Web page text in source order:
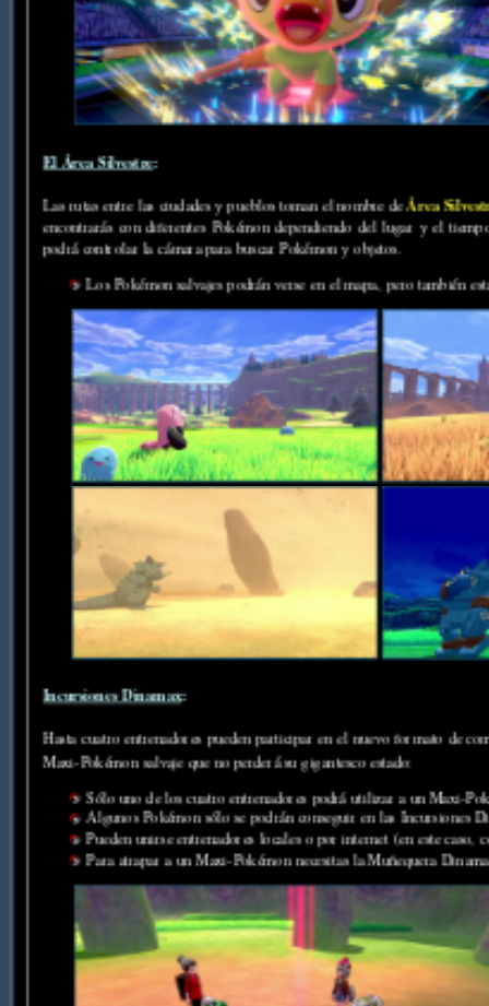
El Área Silvestre:
Las rutas entre las ciudades y pueblos toman el nombre deÁrea
encontrarás con diferentes Pokémon dependiendo del lugar y el
podrá controlar la cámara para buscar Pokémon y objetos.
Los Pokémon salvajes podrán verse en el mapa, pero también
Incursiones Dinamax:
Hasta cuatro entrenadores pueden participar en el nuevo formato de
Maxi-Pokémon salvaje que no perderá su gigantesco estado:
Sólo uno de los cuatro entrenadores podrá utilizar a un Maxi-
Algunos Pokémon sólo se podrán conseguir en las Incursiones
Pueden unirse entrenadores locales o por internet (en este
Para atrapar a un Maxi-Pokémon necesitas la Muñequera